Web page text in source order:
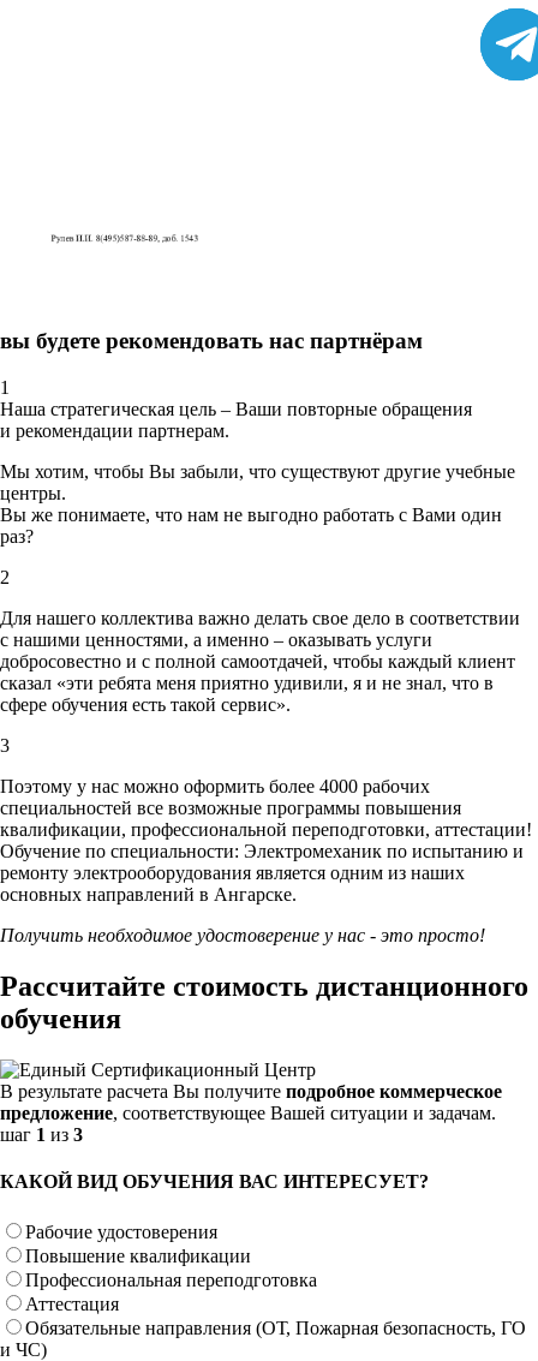
вы будете рекомендовать нас партнёрам
1
Наша стратегическая цель – Ваши повторные обращения
и рекомендации партнерам.
Мы хотим, чтобы Вы забыли, что существуют другие учебные
центры.
Вы же понимаете, что нам не выгодно работать с Вами один
раз?
2
Для нашего коллектива важно делать свое дело в соответствии
с нашими ценностями, а именно – оказывать услуги
добросовестно и с полной самоотдачей, чтобы каждый клиент
сказал «эти ребята меня приятно удивили, я и не знал, что в
сфере обучения есть такой сервис».
3
Поэтому у нас можно оформить более 4000 рабочих
специальностей все возможные программы повышения
квалификации, профессиональной переподготовки, аттестации!
Обучение по специальности: Электромеханик по испытанию и
ремонту электрооборудования является одним из наших
основных направлений в Ангарске.
Получить необходимое удостоверение у нас - это просто!
Рассчитайте стоимость дистанционного
обучения
В результате расчета Вы получите подробное коммерческое
предложение, соответствующее Вашей ситуации и задачам.
шаг 1 из 3
КАКОЙ ВИД ОБУЧЕНИЯ ВАС ИНТЕРЕСУЕТ?
Рабочие удостоверения
Повышение квалификации
Профессиональная переподготовка
Аттестация
Обязательные направления (ОТ, Пожарная безопасность, ГО
и ЧС)